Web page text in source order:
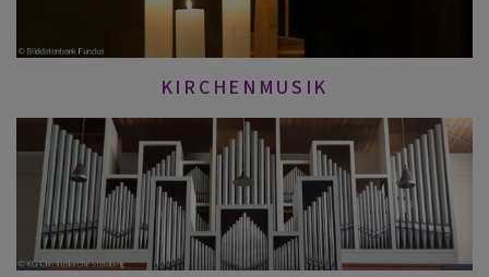
KIRCHENMUSIK